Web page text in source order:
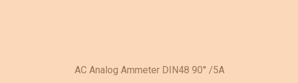
AC Analog Ammeter DIN48 90° /5A